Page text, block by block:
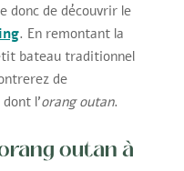
donc de découvrir le
. En remontant la
bateau traditionnel
de
l’orang outan.
outan à